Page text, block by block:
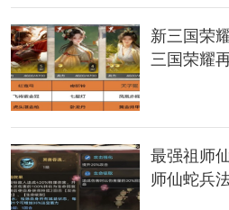
大胆 020244EC 00000FA5/
悠闲 020244EC 00000FA7/
淘气 020244EC 00000FA8/
胆小 020244EC 0FA50FA5/
新三国荣
三国荣耀
最强祖师
师仙蛇兵